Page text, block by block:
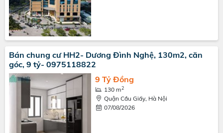
Bán chung cư HH2- Dương Đình Nghệ, 130m2, căn
góc, 9 tỷ- 0975118822
9 Tỷ Đồng
130 m2
Quận Cầu Giấy, Hà Nội
07/08/2026